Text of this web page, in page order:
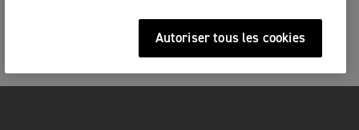
Autoriser tous les cookies